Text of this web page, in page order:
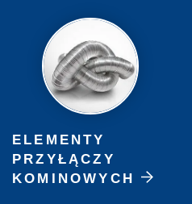
ELEMENTY
PRZYŁĄCZY
KOMINOWYCH